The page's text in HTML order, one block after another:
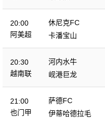
20:00
阿美超
休尼克FC
卡潘宝山
20:30
越南联
河内水牛
岘港巨龙
21:00
也门甲
萨德FC
伊蒂哈德拉毛